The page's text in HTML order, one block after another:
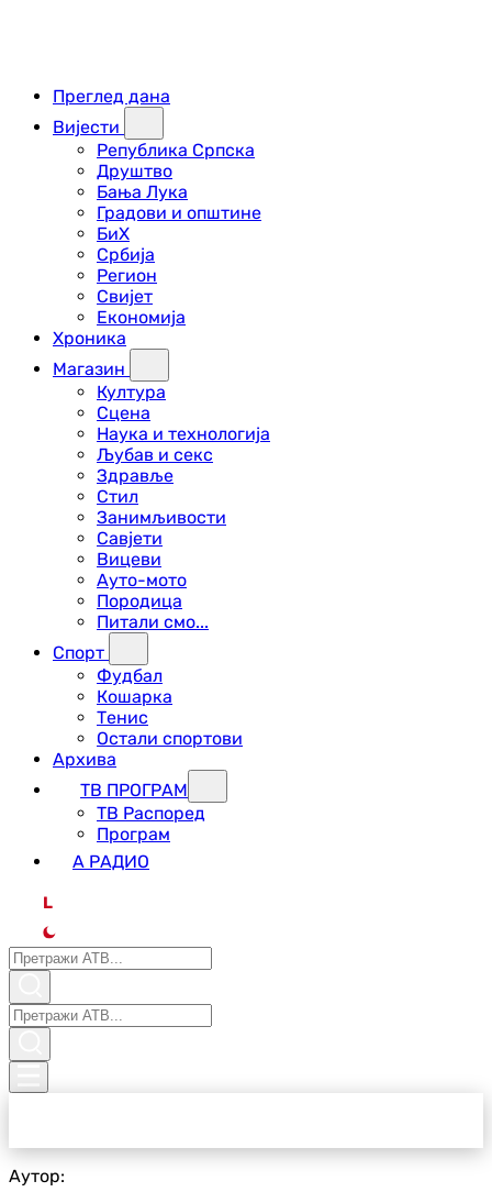
Преглед дана
Вијести
Република Српска
Друштво
Бања Лука
Градови и општине
БиХ
Србија
Регион
Свијет
Економија
Хроника
Магазин
Култура
Сцена
Наука и технологија
Љубав и секс
Здравље
Стил
Занимљивости
Савјети
Вицеви
Ауто-мото
Породица
Питали смо...
Спорт
Фудбал
Кошарка
Тенис
Остали спортови
Архива
ТВ ПРОГРАМ
ТВ Распоред
Програм
А РАДИО
L
Аутор: